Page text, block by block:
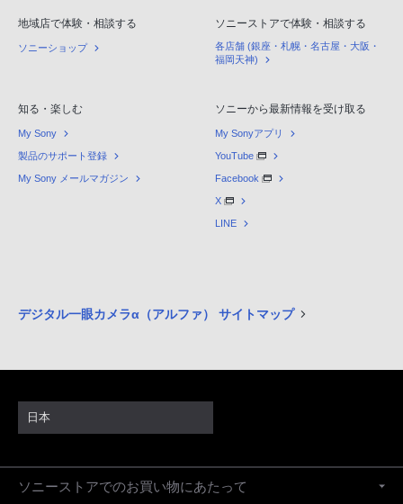
地域店で体験・相談する
ソニーショップ
ソニーストアで体験・相談する
各店舗 (銀座・札幌・名古屋・大阪・
福岡天神)
知る・楽しむ
My Sony
製品のサポート登録
My Sony メールマガジン
ソニーから最新情報を受け取る
My Sonyアプリ
YouTube
Facebook
X
LINE
デジタル一眼カメラα（アルファ） サイトマップ
日本
ソニーストアでのお買い物にあたって